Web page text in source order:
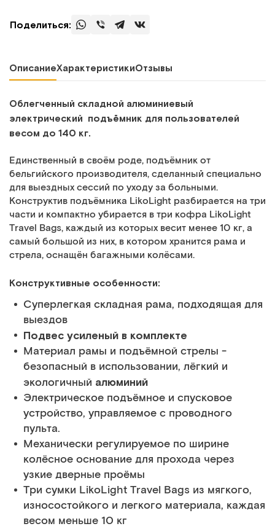
Поделиться:
ОписаниеХарактеристикиОтзывы
Облегченный складной алюминиевый
электрический подъёмник для пользователей
весом до 140 кг.
Единственный в своём роде, подъёмник от
бельгийского производителя, сделанный специально
для выездных сессий по уходу за больными.
Конструктив подъёмника LikoLight разбирается на три
части и компактно убирается в три кофра LikoLight
Travel Bags, каждый из которых весит менее 10 кг, а
самый большой из них, в котором хранится рама и
стрела, оснащён багажными колёсами.
Конструктивные особенности:
Суперлегкая складная рама, подходящая для
выездов
Подвес усиленый в комплекте
Материал рамы и подъёмной стрелы -
безопасный в использовании, лёгкий и
экологичный алюминий
Электрическое подъёмное и спусковое
устройство, управляемое с проводного
пульта.
Механически регулируемое по ширине
колёсное основание для прохода через
узкие дверные проёмы
Три сумки LikoLight Travel Bags из мягкого,
износостойкого и легкого материала, каждая
весом меньше 10 кг